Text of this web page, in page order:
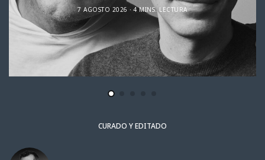
7 AGOSTO 2026 4 MINS. LECTURA
CURADO Y EDITADO